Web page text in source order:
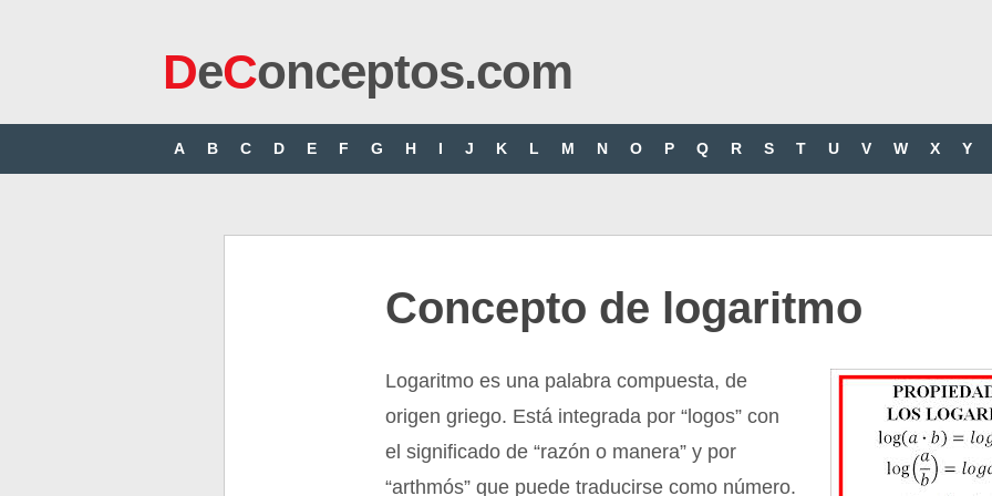
DeConceptos.com
A B C D E F G H I J K L M N O P Q R S T U V W X Y
Concepto de logaritmo
Logaritmo es una palabra compuesta, de
origen griego. Está integrada por “logos” con
el significado de “razón o manera” y por
“arthmós” que puede traducirse como número.